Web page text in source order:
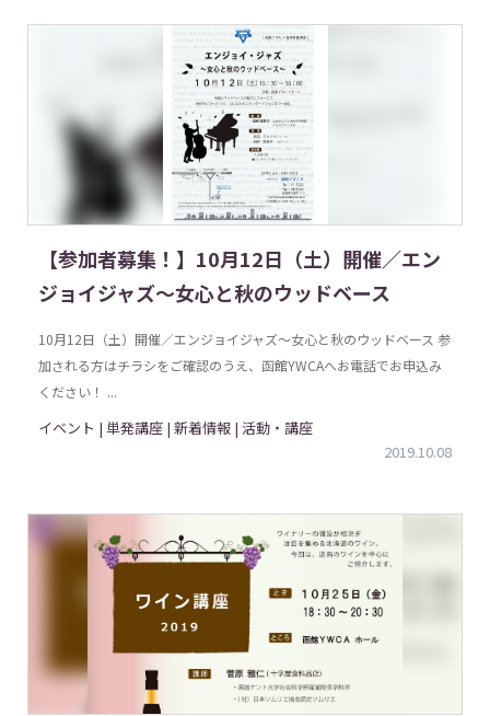
【参加者募集！】10月12日（土）開催／エン
ジョイジャズ〜女心と秋のウッドベース
10月12日（土）開催／エンジョイジャズ〜女心と秋のウッドベース 参
加される方はチラシをご確認のうえ、函館YWCAへお電話でお申込み
ください！ ...
イベント | 単発講座 | 新着情報 | 活動・講座
2019.10.08